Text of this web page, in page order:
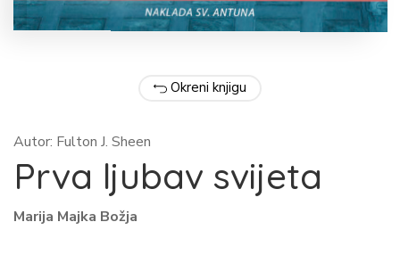
Okreni knjigu
Autor: Fulton J. Sheen
Prva ljubav svijeta
Marija Majka Božja